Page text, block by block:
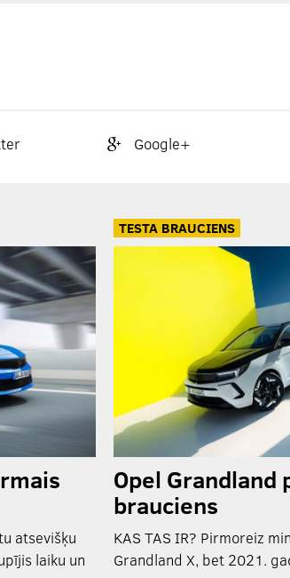
Google+
atsevišķu
laiku un
TESTA BRAUCIENS
Opel Grandland
brauciens
KAS TAS IR? Pirmoreiz
Grandland X, bet 2021.